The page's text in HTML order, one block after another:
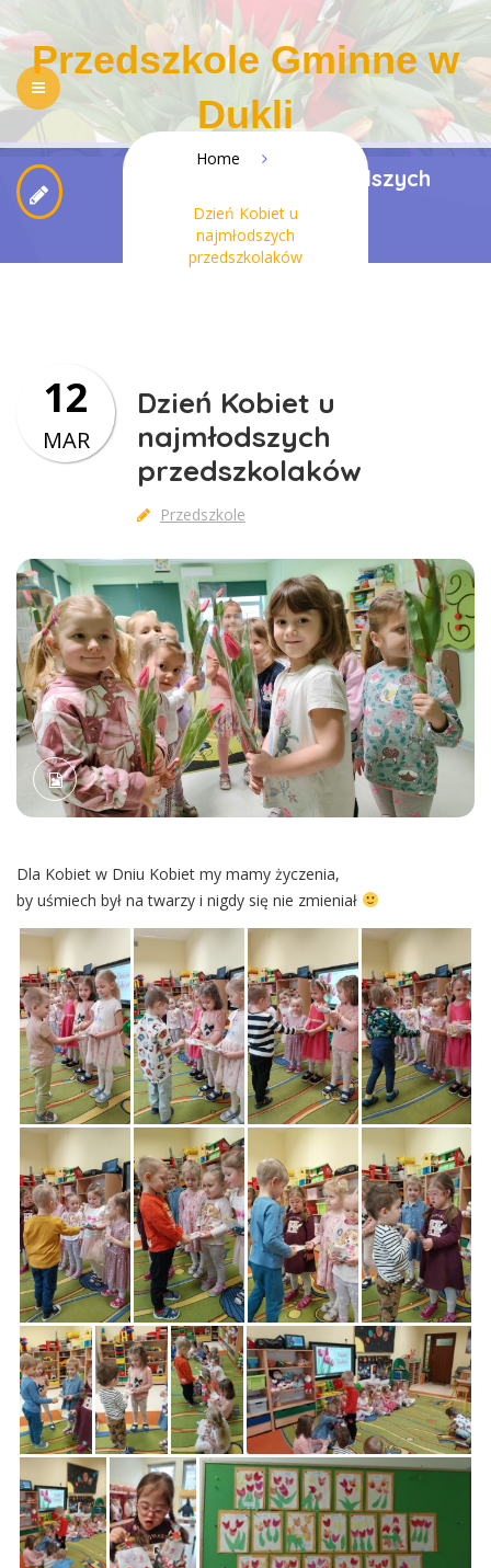
Przedszkole Gminne w
Dukli
NASZE PRZEDSZKOLE REKRUTACJA
PEDAGOGIZACJA RODZICÓW
Dzień Kobiet u najmłodszych
przedszkolaków
Home
Dzień Kobiet u
najmłodszych
przedszkolaków
Dzień Kobiet u
najmłodszych
przedszkolaków
Przedszkole
12
MAR
Dla Kobiet w Dniu Kobiet my mamy życzenia,
by uśmiech był na twarzy i nigdy się nie zmieniał